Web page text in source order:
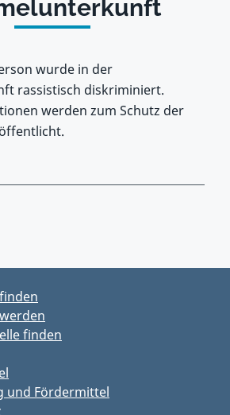
wurde in der
rassistisch diskriminiert.
werden zum Schutz der
finden
und Fördermittel